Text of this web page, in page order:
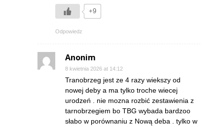
+9
Odpowiedz
Anonim
8 kwietnia 2026 at 14:12
Tranobrzeg jest ze 4 razy wiekszy od
nowej deby a ma tylko troche wiecej
urodzeń . nie mozna rozbić zestawienia z
tarnobrzegiem bo TBG wybada bardzoo
słabo w porównaniu z Nową deba . tylko w